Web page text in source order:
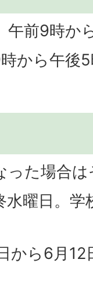
午前9時か
時から午後
った場合
水曜日。
から6月